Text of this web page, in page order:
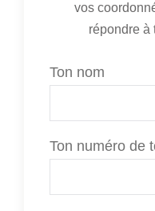
vos
répondre à
Ton nom
Ton numéro de